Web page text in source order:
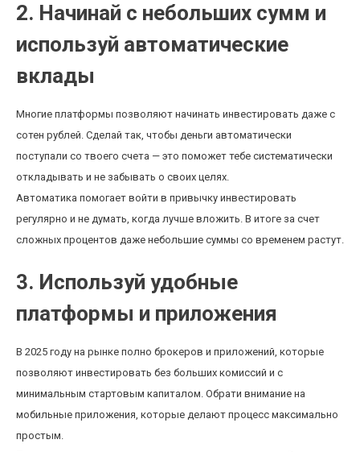
2. Начинай с небольших сумм и
используй автоматические
вклады
Многие платформы позволяют начинать инвестировать даже с
сотен рублей. Сделай так, чтобы деньги автоматически
поступали со твоего счета — это поможет тебе систематически
откладывать и не забывать о своих целях.
Автоматика помогает войти в привычку инвестировать
регулярно и не думать, когда лучше вложить. В итоге за счет
сложных процентов даже небольшие суммы со временем растут.
3. Используй удобные
платформы и приложения
В 2025 году на рынке полно брокеров и приложений, которые
позволяют инвестировать без больших комиссий и с
минимальным стартовым капиталом. Обрати внимание на
мобильные приложения, которые делают процесс максимально
простым.